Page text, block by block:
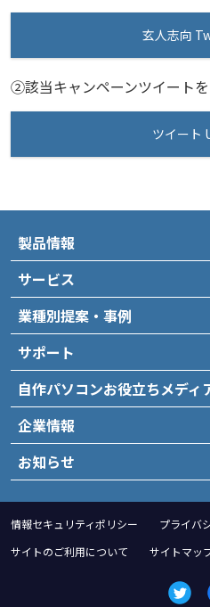
玄人志向
②該当キャンペーンツイートを
ツイート
製品情報
サービス
業種別提案・事例
サポート
自作パソコンお役立ちメディ
企業情報
お知らせ
情報セキュリティポリシー プライバ
サイトのご利用について
サイトマッ